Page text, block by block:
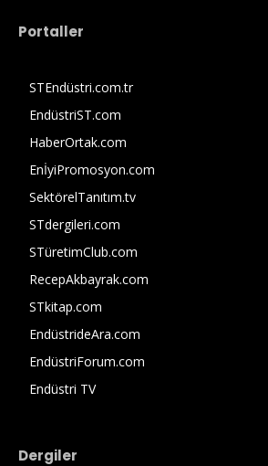
Portaller
STEndüstri.com.tr
EndüstriST.com
HaberOrtak.com
EnİyiPromosyon.com
SektörelTanıtım.tv
STdergileri.com
STüretimClub.com
RecepAkbayrak.com
STkitap.com
EndüstrideAra.com
EndüstriForum.com
Endüstri TV
Dergiler